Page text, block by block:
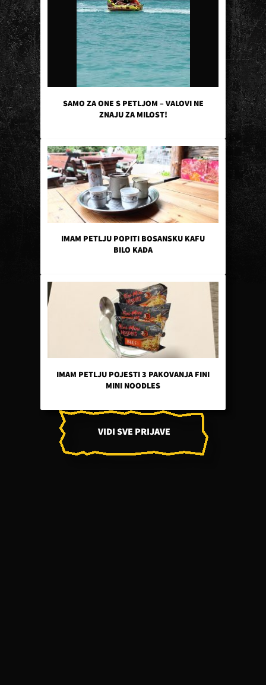
SAMO ZA ONE S PETLJOM – VALOVI NE
ZNAJU ZA MILOST!
IMAM PETLJU POPITI BOSANSKU KAFU
BILO KADA
IMAM PETLJU POJESTI 3 PAKOVANJA FINI
MINI NOODLES
VIDI SVE PRIJAVE